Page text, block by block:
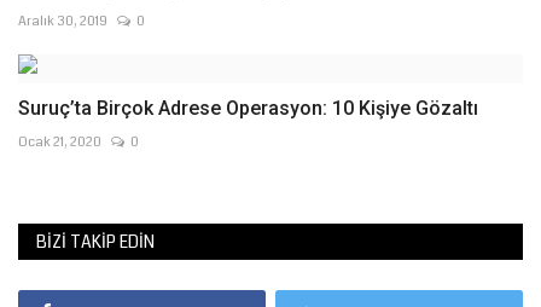
Aralık 30, 2019 0
Suruç’ta Birçok Adrese Operasyon: 10 Kişiye Gözaltı
Ocak 21, 2020 0
BIZI TAKIP EDIN